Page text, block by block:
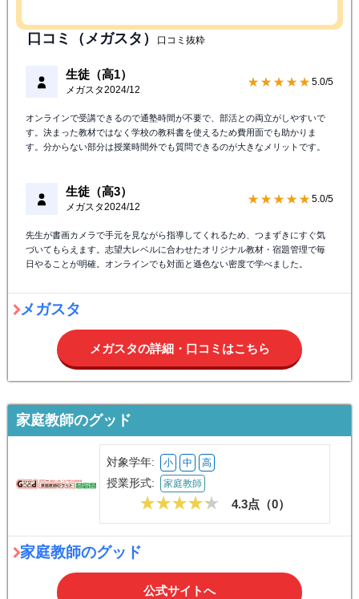
口コミ（メガスタ） 口コミ抜粋
生徒（高1）
メガスタ2024/12
★★★★★ 5.0/5
オンラインで受講できるので通塾時間が不要で、部活との両立がしやすいで
す。決まった教材ではなく学校の教科書を使えるため費用面でも助かりま
す。分からない部分は授業時間外でも質問できるのが大きなメリットです。
生徒（高3）
メガスタ2024/12
★★★★★ 5.0/5
先生が書画カメラで手元を見ながら指導してくれるため、つまずきにすぐ気
づいてもらえます。志望大レベルに合わせたオリジナル教材・宿題管理で毎
日やることが明確。オンラインでも対面と遜色ない密度で学べました。
メガスタ
メガスタの詳細・口コミはこちら
家庭教師のグッド
対象学年: 小 中 高
授業形式: 家庭教師
4.3点（0）
家庭教師のグッド
公式サイトへ